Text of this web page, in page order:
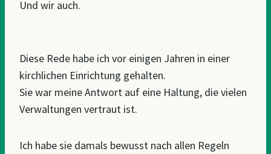
Und wir auch.
Diese Rede habe ich vor einigen Jahren in einer
kirchlichen Einrichtung gehalten.
Sie war meine Antwort auf eine Haltung, die vielen
Verwaltungen vertraut ist.
Ich habe sie damals bewusst nach allen Regeln